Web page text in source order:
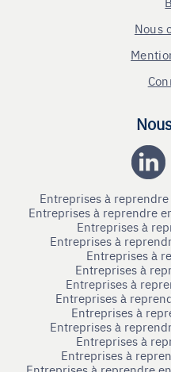
Nous
Entreprises à
Entreprises à reprendre
Entreprises à
Entreprises à
Entreprises à
Entreprises à
Entreprises à
Entreprises à
Entreprises à
Entreprises à
Entreprises à
Entreprises à